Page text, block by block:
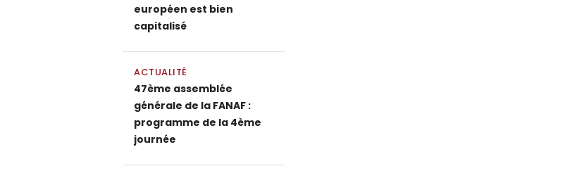
européen est bien
capitalisé
ACTUALITÉ
47ème assemblée
générale de la FANAF :
programme de la 4ème
journée